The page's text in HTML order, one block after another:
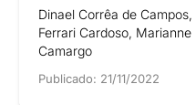
Dinael Corrêa de
Ferrari Cardoso,
Camargo
Publicado: 21/11/2022